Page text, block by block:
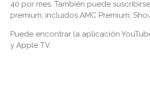
40 por mes. También puede
premium, incluidos AMC Premium,
Puede encontrar la aplicación
y Apple TV.